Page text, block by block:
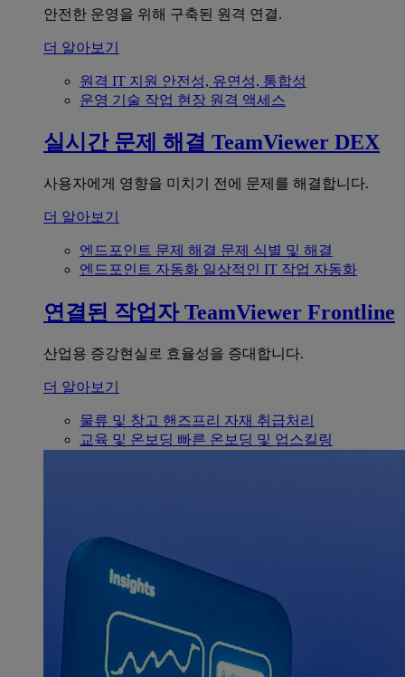
안전한 운영을 위해 구축된 원격 연결.
더 알아보기
원격 IT 지원 안전성, 유연성, 통합성
운영 기술 작업 현장 원격 액세스
실시간 문제 해결 TeamViewer DEX
사용자에게 영향을 미치기 전에 문제를 해결합니다.
더 알아보기
엔드포인트 문제 해결 문제 식별 및 해결
엔드포인트 자동화 일상적인 IT 작업 자동화
연결된 작업자 TeamViewer Frontline
산업용 증강현실로 효율성을 증대합니다.
더 알아보기
물류 및 창고 핸즈프리 자재 취급처리
교육 및 온보딩 빠른 온보딩 및 업스킬링